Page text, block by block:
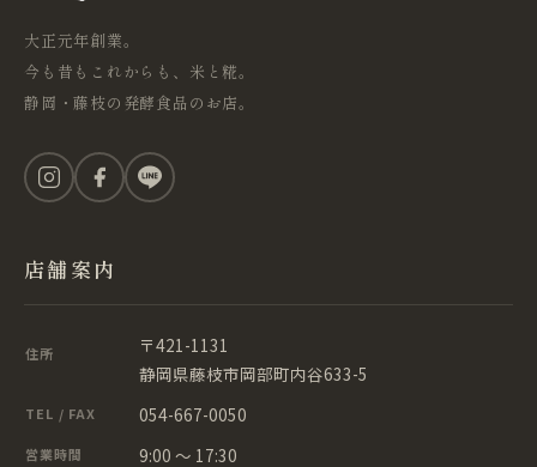
大正元年創業。
今も昔もこれからも、米と糀。
静岡・藤枝の発酵食品のお店。
店舗案内
住所
〒421-1131
静岡県藤枝市岡部町内谷633-5
TEL / FAX 054-667-0050
営業時間 9:00 ～ 17:30